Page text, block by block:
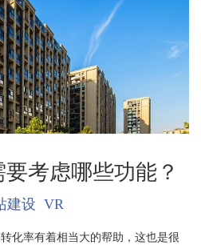
考虑哪些功能？
建设 VR
化率有着相当大的帮助，这也是很